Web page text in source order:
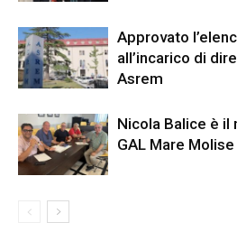
Approvato
all’incarico di
Asrem
Nicola Balice è il
GAL Mare